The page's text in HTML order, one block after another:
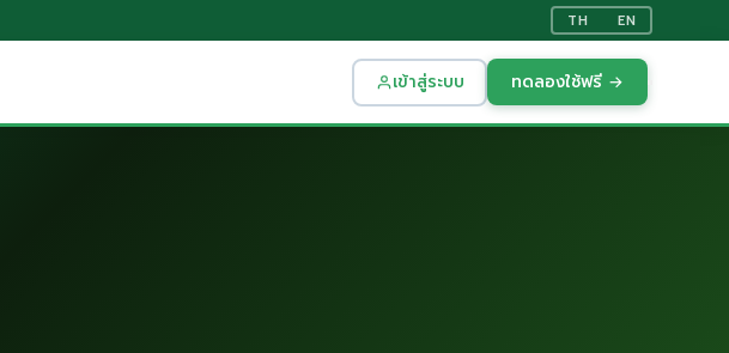
TH EN
เข้าสู่ระบบ ทดลองใช้ฟรี →